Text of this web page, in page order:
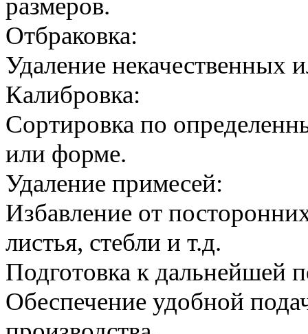
размеров.
Отбраковка:
Удаление некачественных
Калибровка:
Сортировка по
или форме.
Удаление примесей:
Избавление от
листья, стебли и т.д.
Подготовка к дальнейшей
Обеспечение удобной